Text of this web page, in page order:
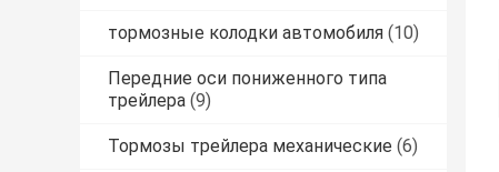
тормозные колодки автомобиля (10)
Передние оси пониженного типа
трейлера (9)
Тормозы трейлера механические (6)